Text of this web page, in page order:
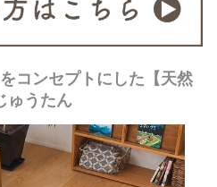
コンセプトにした【天然
ゅうたん